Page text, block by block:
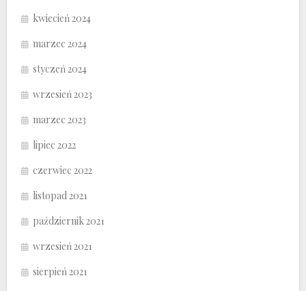
kwiecień 2024
marzec 2024
styczeń 2024
wrzesień 2023
marzec 2023
lipiec 2022
czerwiec 2022
listopad 2021
październik 2021
wrzesień 2021
sierpień 2021